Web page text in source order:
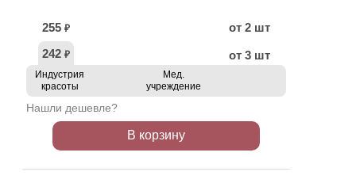
255 ₽
от 2 шт
242 ₽ от 3 шт
Индустрия
красоты
Мед.
учреждение
Нашли дешевле?
В корзину